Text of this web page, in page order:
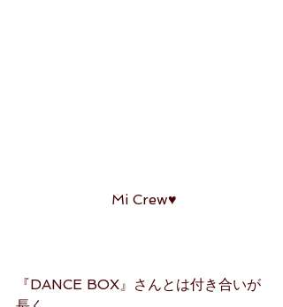
Mi Crew♥
『DANCE BOX』さんとは付き合いが